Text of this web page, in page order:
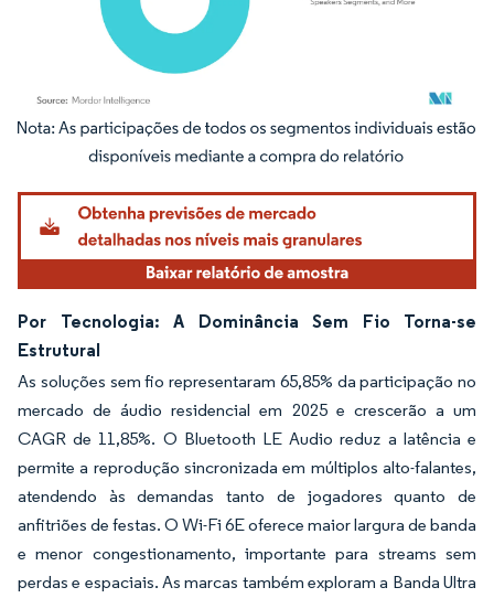
Imagem © Mordor Intelligence. O reuso requer atribuição conforme CC BY 4.0.
Por Tecnologia: A Dominância Sem Fio Torna-se
Estrutural
As soluções sem fio representaram 65,85% da participação no
mercado de áudio residencial em 2025 e crescerão a um
CAGR de 11,85%. O Bluetooth LE Audio reduz a latência e
permite a reprodução sincronizada em múltiplos alto-falantes,
atendendo às demandas tanto de jogadores quanto de
anfitriões de festas. O Wi-Fi 6E oferece maior largura de banda
e menor congestionamento, importante para streams sem
perdas e espaciais. As marcas também exploram a Banda Ultra